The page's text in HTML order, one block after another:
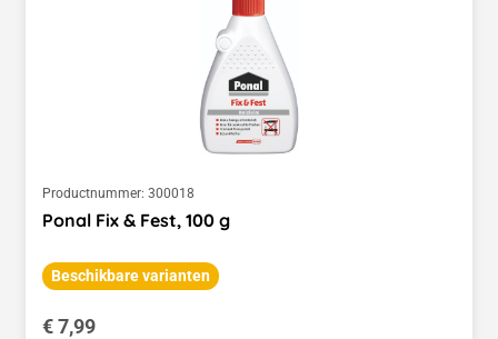
Productnummer: 300018
Ponal Fix & Fest, 100 g
Beschikbare varianten
Normale prijs:
€ 7,99